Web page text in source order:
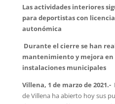
Las actividades interiores
para deportistas con
autonómica
Durante el cierre se han
mantenimiento y mejora en
instalaciones municipales
Villena, 1 de marzo de 2021.-
de Villena ha abierto hoy sus